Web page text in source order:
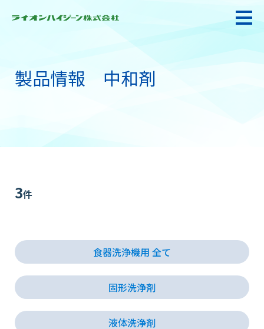
私たちの強み・使命
製品情報 中和剤
3件
食器洗浄機用 全て
固形洗浄剤
液体洗浄剤